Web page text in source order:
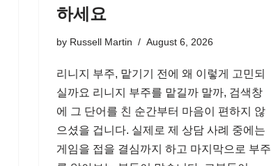
하세요
by Russell Martin August 6, 2026
리니지 부주, 맡기기 전에 왜 이렇게 고민되
실까요 리니지 부주를 맡길까 말까, 검색창
에 그 단어를 친 순간부터 마음이 편하지 않
으셨을 겁니다. 실제로 제 상담 사례 중에는
게임을 접을 결심까지 하고 마지막으로 부주